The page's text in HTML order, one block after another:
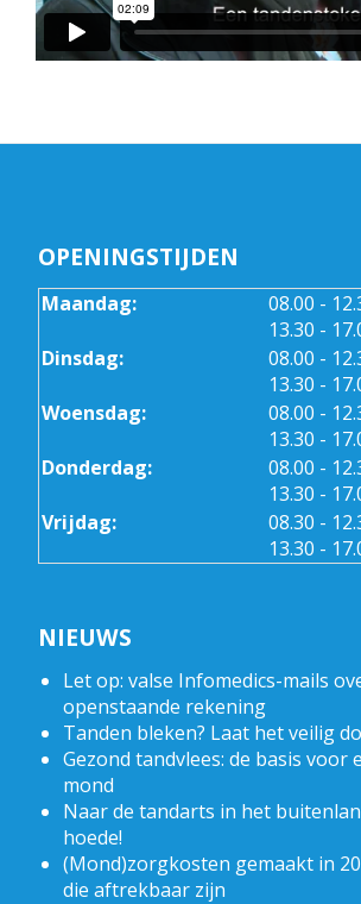
OPENINGSTIJDEN
Maandag: 08.00 tot
-
13.30 tot
-
Dinsdag:
08.00 tot
-
13.30 tot
-
Woensdag:
08.00 tot
-
13.30 tot
-
Donderdag:
08.00 tot
-
13.30 tot
-
Vrijdag:
08.30 tot
-
13.30 tot
-
NIEUWS
Let op: valse Infomedics-mails
openstaande rekening
Tanden bleken? Laat het veilig
Gezond tandvlees: de basis voor
mond
Naar de tandarts in het
hoede!
(Mond)zorgkosten gemaakt in
die aftrekbaar zijn